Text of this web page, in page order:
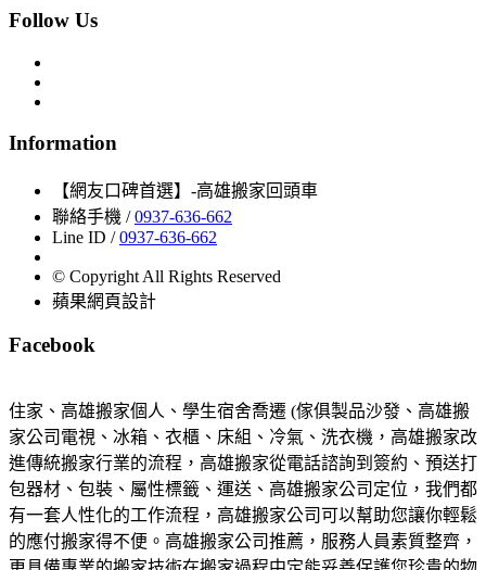
Follow Us
Information
【網友口碑首選】-高雄搬家回頭車
聯絡手機 /0937-636-662
Line ID /0937-636-662
© Copyright All Rights Reserved
蘋果網頁設計
Facebook
住家、高雄搬家個人、學生宿舍喬遷 (傢俱製品沙發、高雄搬
家公司電視、冰箱、衣櫃、床組、冷氣、洗衣機，高雄搬家改
進傳統搬家行業的流程，高雄搬家從電話諮詢到簽約、預送打
包器材、包裝、屬性標籤、運送、高雄搬家公司定位，我們都
有一套人性化的工作流程，高雄搬家公司可以幫助您讓你輕鬆
的應付搬家得不便。高雄搬家公司推薦，服務人員素質整齊，